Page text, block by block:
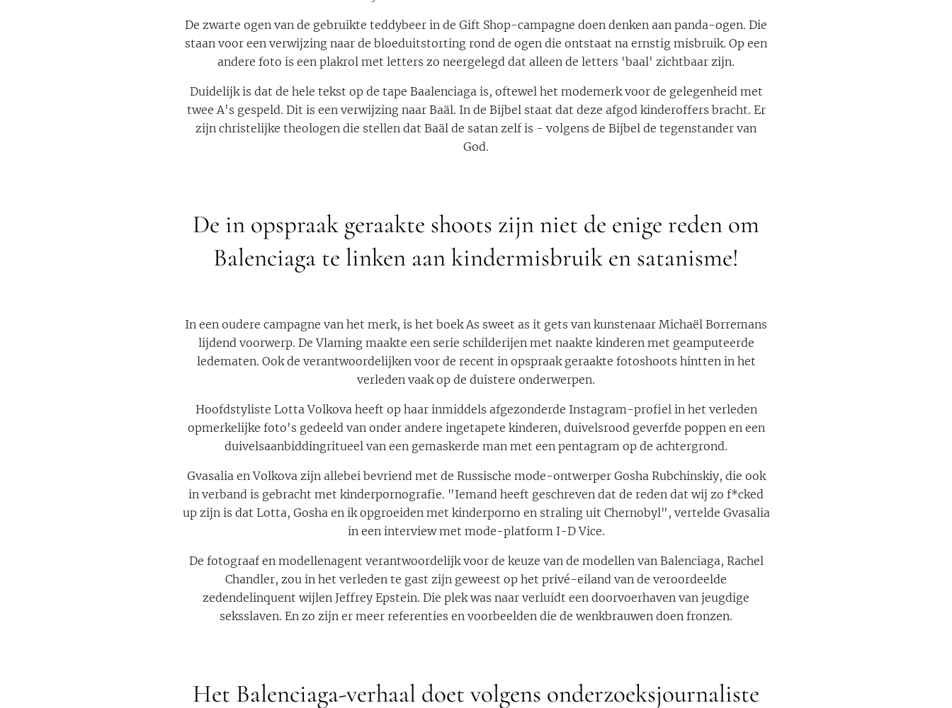
De zwarte ogen van de gebruikte teddybeer in de Gift Shop-campagne doen denken aan panda-ogen. Die
staan voor een verwijzing naar de bloeduitstorting rond de ogen die ontstaat na ernstig misbruik. Op een
andere foto is een plakrol met letters zo neergelegd dat alleen de letters 'baal' zichtbaar zijn.
Duidelijk is dat de hele tekst op de tape Baalenciaga is, oftewel het modemerk voor de gelegenheid met
twee A's gespeld. Dit is een verwijzing naar Baäl. In de Bijbel staat dat deze afgod kinderoffers bracht. Er
zijn christelijke theologen die stellen dat Baäl de satan zelf is - volgens de Bijbel de tegenstander van
God.
De in opspraak geraakte shoots zijn niet de enige reden om
Balenciaga te linken aan kindermisbruik en satanisme!
In een oudere campagne van het merk, is het boek As sweet as it gets van kunstenaar Michaël Borremans
lijdend voorwerp. De Vlaming maakte een serie schilderijen met naakte kinderen met geamputeerde
ledematen. Ook de verantwoordelijken voor de recent in opspraak geraakte fotoshoots hintten in het
verleden vaak op de duistere onderwerpen.
Hoofdstyliste Lotta Volkova heeft op haar inmiddels afgezonderde Instagram-profiel in het verleden
opmerkelijke foto's gedeeld van onder andere ingetapete kinderen, duivelsrood geverfde poppen en een
duivelsaanbiddingritueel van een gemaskerde man met een pentagram op de achtergrond.
Gvasalia en Volkova zijn allebei bevriend met de Russische mode-ontwerper Gosha Rubchinskiy, die ook
in verband is gebracht met kinderpornografie. "Iemand heeft geschreven dat de reden dat wij zo f*cked
up zijn is dat Lotta, Gosha en ik opgroeiden met kinderporno en straling uit Chernobyl", vertelde Gvasalia
in een interview met mode-platform I-D Vice.
De fotograaf en modellenagent verantwoordelijk voor de keuze van de modellen van Balenciaga, Rachel
Chandler, zou in het verleden te gast zijn geweest op het privé-eiland van de veroordeelde
zedendelinquent wijlen Jeffrey Epstein. Die plek was naar verluidt een doorvoerhaven van jeugdige
seksslaven. En zo zijn er meer referenties en voorbeelden die de wenkbrauwen doen fronzen.
Het Balenciaga-verhaal doet volgens onderzoeksjournaliste